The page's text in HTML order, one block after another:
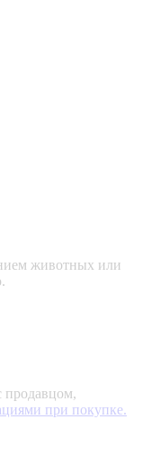
животных или
продавцом,
при покупке.